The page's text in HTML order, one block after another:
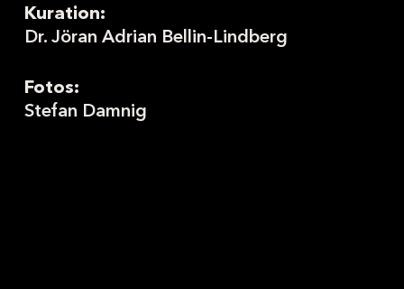
Kuration:
Dr. Jöran Adrian Bellin-Lindberg
Fotos:
Stefan Damnig